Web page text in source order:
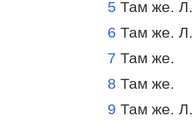
5 Там же.
6 Там же.
7 Там же.
8 Там же.
9 Там же.